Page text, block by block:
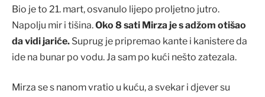
Bio je to 21. mart, osvanulo lijepo proljetno jutro.
Napolju mir i tišina.Oko 8 sati Mirza je s adžom otišao
da vidi jariće. Suprug je pripremao kante i kanistere da
ide na bunar po vodu. Ja sam po kući nešto zatezala.
Mirza se s nanom vratio u kuću, a svekar i djever su